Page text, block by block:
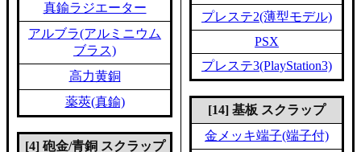
真鍮ラジエーター
アルブラ(アルミニウム
ブラス)
高力黄銅
薬莢(真鍮)
[4] 砲金/青銅 スクラップ
プレステ2(薄型モデル)
PSX
プレステ3(PlayStation3)
[14] 基板 スクラップ
金メッキ端子(端子付)